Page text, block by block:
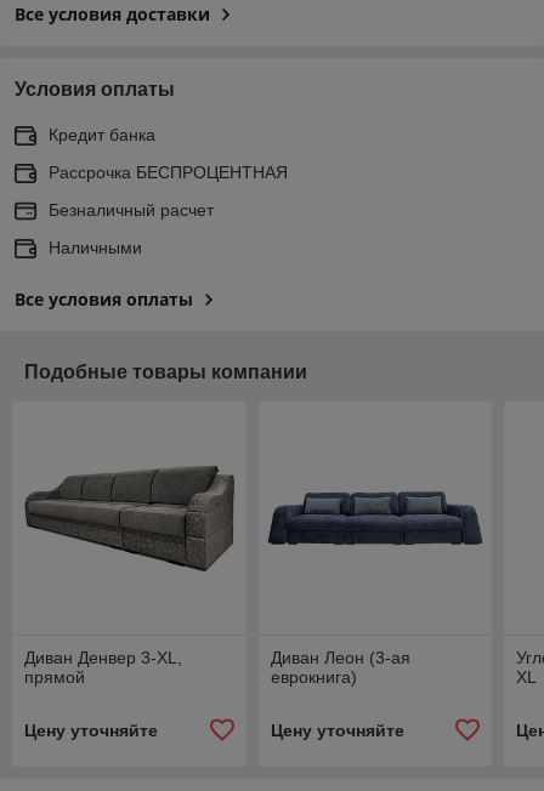
Все условия доставки
Условия оплаты
Кредит банка
Рассрочка БЕСПРОЦЕНТНАЯ
Безналичный расчет
Наличными
Все условия оплаты
Подобные товары компании
Диван Денвер 3-XL,
прямой
Цену уточняйте
Диван Леон (3-ая
еврокнига)
Цену уточняйте
XL